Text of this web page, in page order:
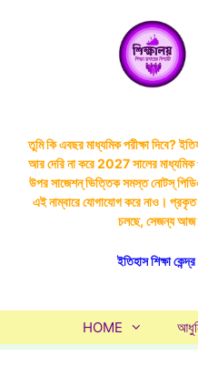
তুমি কি এবছর মাধ্যমিক পরীক্ষা দিবে?
আর দেরি না করে 2027 সালের মাধ্যমিক
উপর সাজেশন্ ভিত্তিক সমস্ত নোটস্
এই নাম্বারে যোগাযোগ করে নাও।
চলছে, সেজন্য আজ
ইতিহাস শিক্ষা
HOME